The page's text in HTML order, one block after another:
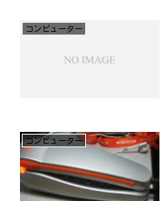
コンビューター
コンビューター